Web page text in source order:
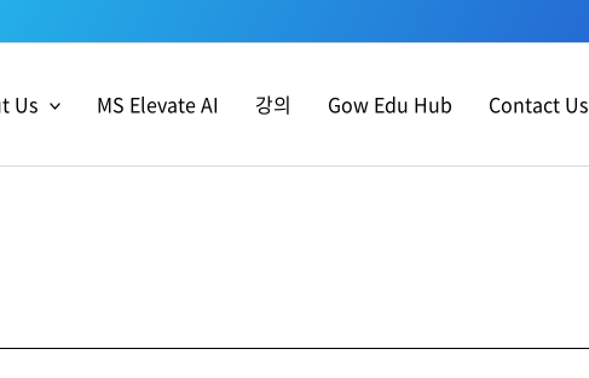
Us MS Elevate AI 강의 Gow Edu Hub Contact Us